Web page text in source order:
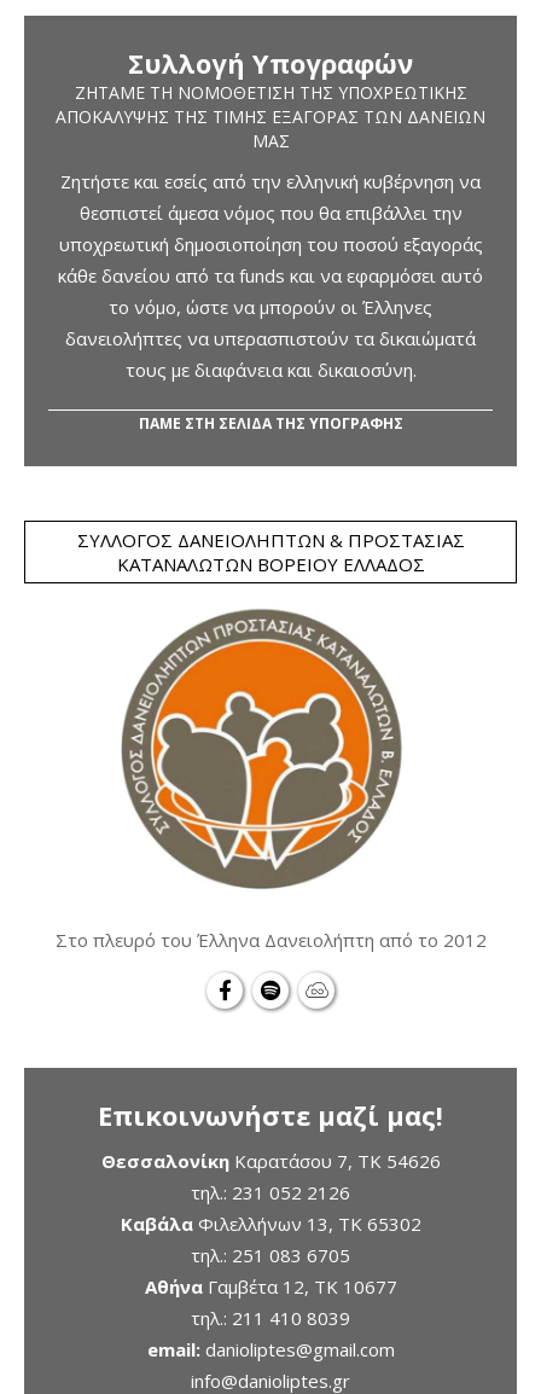
Συλλογή Υπογραφών
ΖΗΤΆΜΕ ΤΗ ΝΟΜΟΘΈΤΙΣΗ ΤΗΣ ΥΠΟΧΡΕΩΤΙΚΉΣ
ΑΠΟΚΆΛΥΨΗΣ ΤΗΣ ΤΙΜΉΣ ΕΞΑΓΟΡΆΣ ΤΩΝ ΔΑΝΕΊΩΝ
ΜΑΣ
Ζητήστε και εσείς από την ελληνική κυβέρνηση να
θεσπιστεί άμεσα νόμος που θα επιβάλλει την
υποχρεωτική δημοσιοποίηση του ποσού εξαγοράς
κάθε δανείου από τα funds και να εφαρμόσει αυτό
το νόμο, ώστε να μπορούν οι Έλληνες
δανειολήπτες να υπερασπιστούν τα δικαιώματά
τους με διαφάνεια και δικαιοσύνη.
ΠΑΜΕ ΣΤΗ ΣΕΛΙΔΑ ΤΗΣ ΥΠΟΓΡΑΦΗΣ
ΣΎΛΛΟΓΟΣ ΔΑΝΕΙΟΛΗΠΤΏΝ & ΠΡΟΣΤΑΣΊΑΣ
ΚΑΤΑΝΑΛΩΤΏΝ ΒΟΡΕΊΟΥ ΕΛΛΆΔΟΣ
Στο πλευρό του Έλληνα Δανειολήπτη από το 2012
Επικοινωνήστε μαζί μας!
ΘεσσαλονίκηΚαρατάσου 7, TK 54626
τηλ.: 231 052 2126
ΚαβάλαΦιλελλήνων 13, ΤΚ 65302
τηλ.: 251 083 6705
ΑθήναΓαμβέτα 12, ΤΚ 10677
τηλ.: 211 410 8039
email: danioliptes@gmail.com
info@danioliptes.gr